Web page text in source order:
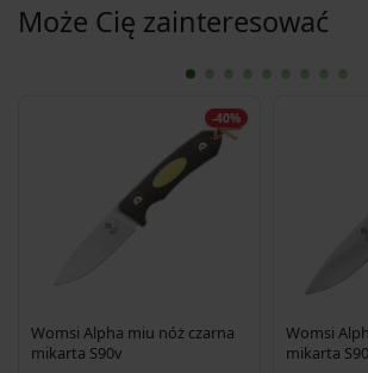
Może Cię zainteresować
-40%
Womsi Alpha miu nóż czarna
mikarta S90v
Womsi
mikarta